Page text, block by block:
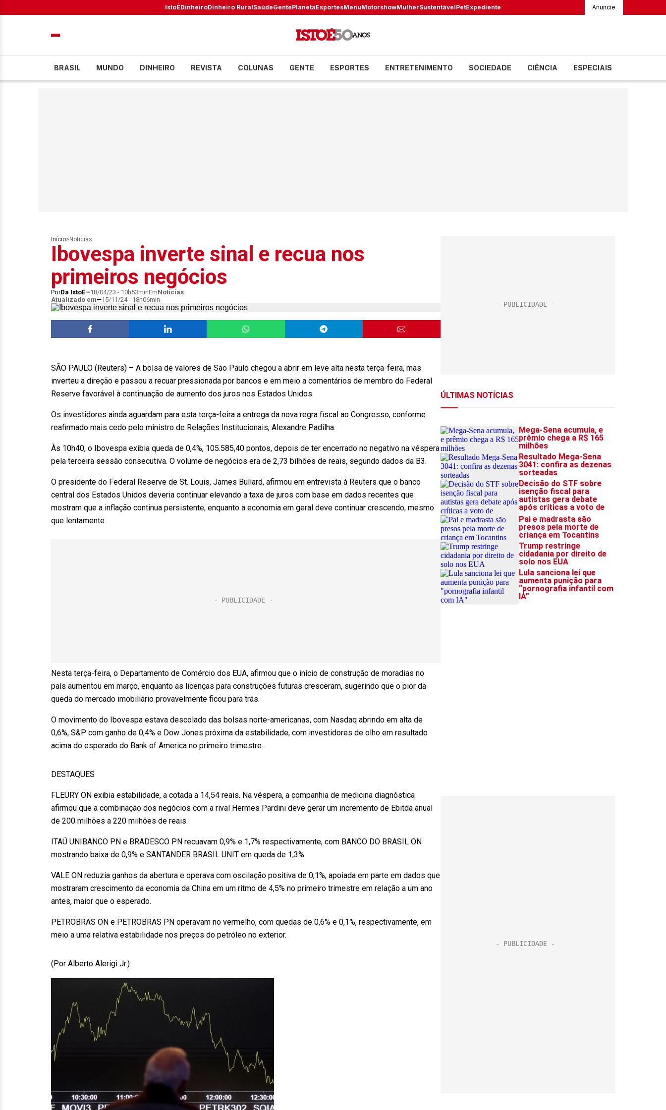
IstoÉDinheiroDinheiro RuralSaúdeGentePlanetaEsportesMenuMotorshowMulherSustentávelPetExpediente Anuncie
BRASIL MUNDO DINHEIRO REVISTA COLUNAS GENTE ESPORTES ENTRETENIMENTO SOCIEDADE CIÊNCIA ESPECIAIS
Início> Notícias
Ibovespa inverte sinal e recua nos
primeiros negócios
PorDa IstoÉ 18/04/23 - 10h53minEmNotícias
Atualizado em
15/11/24 - 18h06min
SÃO PAULO (Reuters) – A bolsa de valores de São Paulo chegou a abrir em leve alta nesta terça-feira, mas
inverteu a direção e passou a recuar pressionada por bancos e em meio a comentários de membro do Federal
Reserve favorável à continuação de aumento dos juros nos Estados Unidos.
Os investidores ainda aguardam para esta terça-feira a entrega da nova regra fiscal ao Congresso, conforme
reafirmado mais cedo pelo ministro de Relações Institucionais, Alexandre Padilha.
Às 10h40, o Ibovespa exibia queda de 0,4%, 105.585,40 pontos, depois de ter encerrado no negativo na véspera
pela terceira sessão consecutiva. O volume de negócios era de 2,73 bilhões de reais, segundo dados da B3.
O presidente do Federal Reserve de St. Louis, James Bullard, afirmou em entrevista à Reuters que o banco
central dos Estados Unidos deveria continuar elevando a taxa de juros com base em dados recentes que
mostram que a inflação continua persistente, enquanto a economia em geral deve continuar crescendo, mesmo
que lentamente.
Nesta terça-feira, o Departamento de Comércio dos EUA, afirmou que o início de construção de moradias no
país aumentou em março, enquanto as licenças para construções futuras cresceram, sugerindo que o pior da
queda do mercado imobiliário provavelmente ficou para trás.
O movimento do Ibovespa estava descolado das bolsas norte-americanas, com Nasdaq abrindo em alta de
0,6%, S&P com ganho de 0,4% e Dow Jones próxima da estabilidade, com investidores de olho em resultado
acima do esperado do Bank of America no primeiro trimestre.
DESTAQUES
FLEURY ON exibia estabilidade, a cotada a 14,54 reais. Na véspera, a companhia de medicina diagnóstica
afirmou que a combinação dos negócios com a rival Hermes Pardini deve gerar um incremento de Ebitda anual
de 200 milhões a 220 milhões de reais.
ITAÚ UNIBANCO PN e BRADESCO PN recuavam 0,9% e 1,7% respectivamente, com BANCO DO BRASIL ON
mostrando baixa de 0,9% e SANTANDER BRASIL UNIT em queda de 1,3%.
VALE ON reduzia ganhos da abertura e operava com oscilação positiva de 0,1%, apoiada em parte em dados que
mostraram crescimento da economia da China em um ritmo de 4,5% no primeiro trimestre em relação a um ano
antes, maior que o esperado.
PETROBRAS ON e PETROBRAS PN operavam no vermelho, com quedas de 0,6% e 0,1%, respectivamente, em
meio a uma relativa estabilidade nos preços do petróleo no exterior.
(Por Alberto Alerigi Jr.)